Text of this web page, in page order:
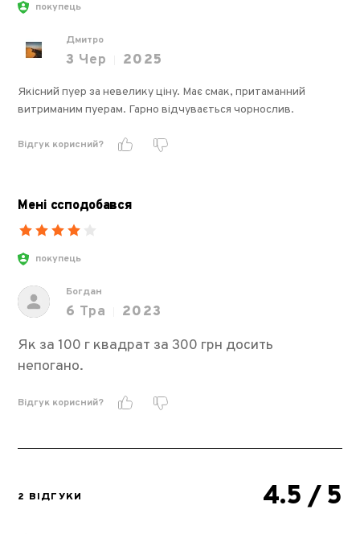
покупець
Дмитро
3 Чер 2025
Якісний пуер за невелику ціну. Має смак, притаманний
витриманим пуерам. Гарно відчувається чорнослив.
Відгук корисний?
Мені ссподобався
покупець
Богдан
6 Тра
2023
Як за 100 г квадрат за 300 грн досить
непогано.
Відгук корисний?
2 ВІДГУКИ 4.5 / 5